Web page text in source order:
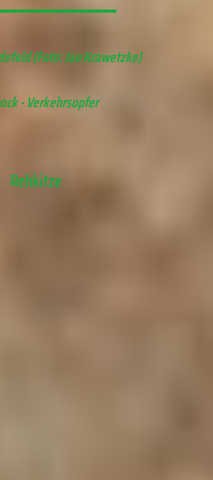
(Foto: Jan Krawetzke)
- Verkehrsopfer
Rehkitze